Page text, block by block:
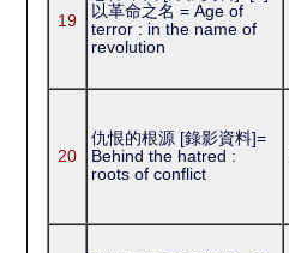
19
以革命之名 = Age of
terror : in the name of
revolution
20
仇恨的根源 [錄影資料]=
Behind the hatred :
roots of conflict